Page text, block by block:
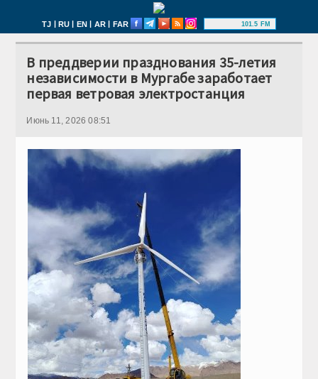
TJ | RU | EN | AR | FAR 101.5 FM
В преддверии празднования 35-летия
независимости в Мургабе заработает
первая ветровая электростанция
Июнь 11, 2026 08:51